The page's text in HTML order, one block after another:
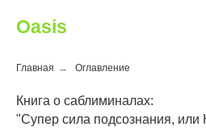
Oasis
Главная → Оглавление
Книга о саблиминалах:
"Супер сила подсознания, или